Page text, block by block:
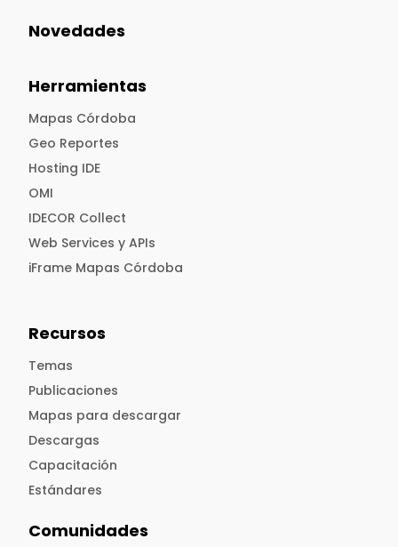
Novedades
Herramientas
Mapas Córdoba
Geo Reportes
Hosting IDE
OMI
IDECOR Collect
Web Services y APIs
iFrame Mapas Córdoba
Recursos
Temas
Publicaciones
Mapas para descargar
Descargas
Capacitación
Estándares
Comunidades